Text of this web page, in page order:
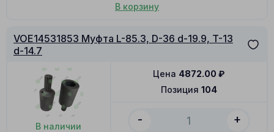
В корзину
VOE14531853 Муфта L-85.3, D-36 d-19.9, T-13
d-14.7
В наличии
Позиция 104
Цена 4872.00 ₽
- +